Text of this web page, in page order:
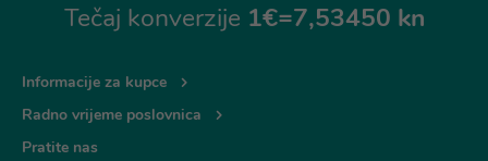
Tečaj konverzije 1€=7,53450 kn
Informacije za kupce
Radno vrijeme poslovnica
Pratite nas